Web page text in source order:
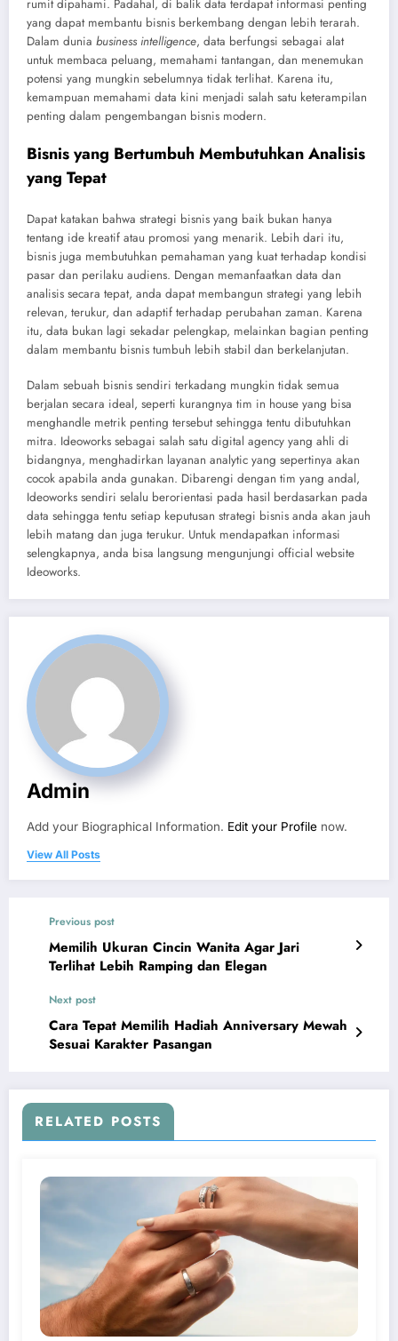
rumit dipahami. Padahal, di balik data terdapat informasi penting
yang dapat membantu bisnis berkembang dengan lebih terarah.
Dalam dunia business intelligence, data berfungsi sebagai alat
untuk membaca peluang, memahami tantangan, dan menemukan
potensi yang mungkin sebelumnya tidak terlihat. Karena itu,
kemampuan memahami data kini menjadi salah satu keterampilan
penting dalam pengembangan bisnis modern.
Bisnis yang Bertumbuh Membutuhkan Analisis
yang Tepat
Dapat katakan bahwa strategi bisnis yang baik bukan hanya
tentang ide kreatif atau promosi yang menarik. Lebih dari itu,
bisnis juga membutuhkan pemahaman yang kuat terhadap kondisi
pasar dan perilaku audiens. Dengan memanfaatkan data dan
analisis secara tepat, anda dapat membangun strategi yang lebih
relevan, terukur, dan adaptif terhadap perubahan zaman. Karena
itu, data bukan lagi sekadar pelengkap, melainkan bagian penting
dalam membantu bisnis tumbuh lebih stabil dan berkelanjutan.
Dalam sebuah bisnis sendiri terkadang mungkin tidak semua
berjalan secara ideal, seperti kurangnya tim in house yang bisa
menghandle metrik penting tersebut sehingga tentu dibutuhkan
mitra. Ideoworks sebagai salah satu digital agency yang ahli di
bidangnya, menghadirkan layanan analytic yang sepertinya akan
cocok apabila anda gunakan. Dibarengi dengan tim yang andal,
Ideoworks sendiri selalu berorientasi pada hasil berdasarkan pada
data sehingga tentu setiap keputusan strategi bisnis anda akan jauh
lebih matang dan juga terukur. Untuk mendapatkan informasi
selengkapnya, anda bisa langsung mengunjungi official website
Ideoworks.
Admin
Add your Biographical Information. Edit your Profile now.
View All Posts
Previous post
Memilih Ukuran Cincin Wanita Agar Jari
Terlihat Lebih Ramping dan Elegan
Next post
Cara Tepat Memilih Hadiah Anniversary Mewah
Sesuai Karakter Pasangan
RELATED POSTS